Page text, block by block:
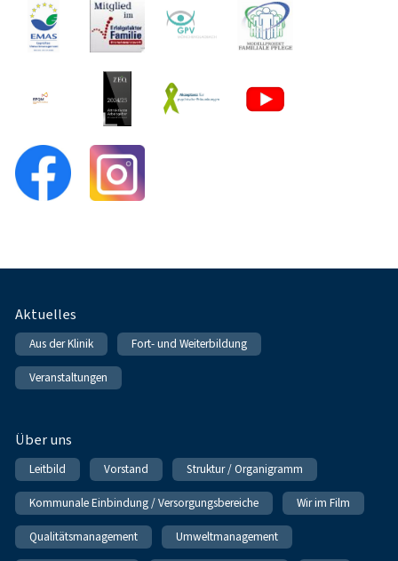
Fußnavigation
Aktuelles
Aus der Klinik Fort- und Weiterbildung
Veranstaltungen
Über uns
Leitbild Vorstand Struktur / Organigramm
Kommunale Einbindung / Versorgungsbereiche Wir im Film
Qualitätsmanagement Umweltmanagement